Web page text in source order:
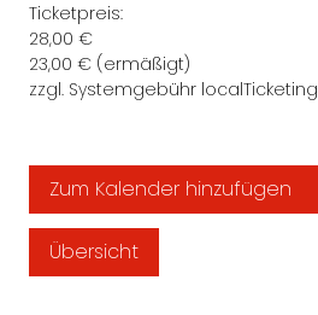
Ticketpreis:
28,00 €
23,00 € (ermäßigt)
zzgl. Systemgebühr localTicketing
Zum Kalender hinzufügen
Übersicht